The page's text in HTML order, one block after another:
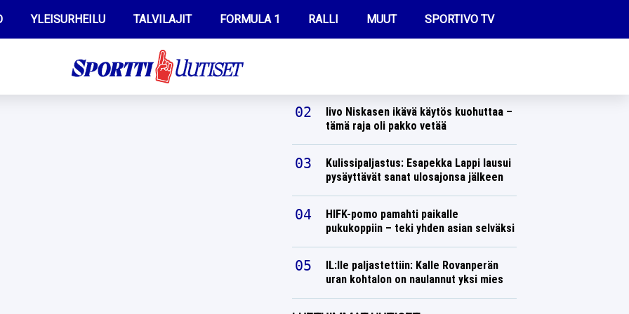
YLEISURHEILU TALVILAJIT FORMULA 1 RALLI MUUT
KAMPPAILU
SPORTIVO TV
Iivo Niskasen ikävä käytös kuohuttaa –
tämä raja oli pakko vetää
Kulissipaljastus: Esapekka Lappi lausui
pysäyttävät sanat ulosajonsa jälkeen
HIFK-pomo pamahti paikalle
pukukoppiin – teki yhden asian selväksi
IL:lle paljastettiin: Kalle Rovanperän
uran kohtalon on naulannut yksi mies